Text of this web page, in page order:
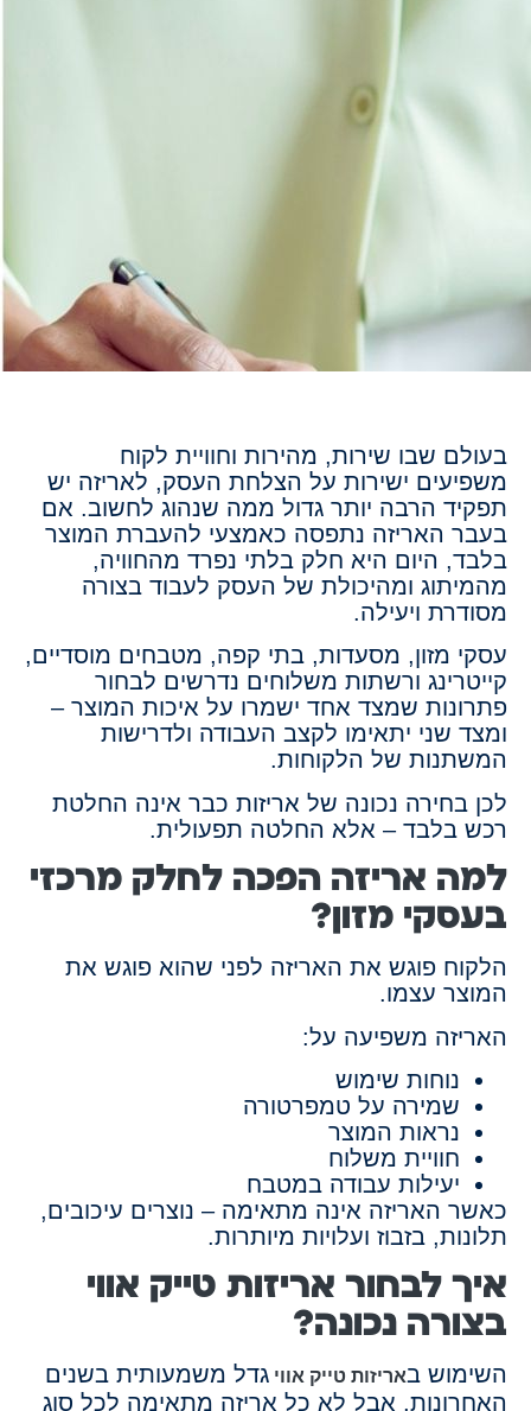
בעולם שבו שירות, מהירות וחוויית לקוח
משפיעים ישירות על הצלחת העסק, לאריזה יש
תפקיד הרבה יותר גדול ממה שנהוג לחשוב. אם
בעבר האריזה נתפסה כאמצעי להעברת המוצר
בלבד, היום היא חלק בלתי נפרד מהחוויה,
מהמיתוג ומהיכולת של העסק לעבוד בצורה
מסודרת ויעילה.
עסקי מזון, מסעדות, בתי קפה, מטבחים מוסדיים,
קייטרינג ורשתות משלוחים נדרשים לבחור
פתרונות שמצד אחד ישמרו על איכות המוצר –
ומצד שני יתאימו לקצב העבודה ולדרישות
המשתנות של הלקוחות.
לכן בחירה נכונה של אריזות כבר אינה החלטת
רכש בלבד – אלא החלטה תפעולית.
למה אריזה הפכה לחלק מרכזי
בעסקי מזון?
הלקוח פוגש את האריזה לפני שהוא פוגש את
המוצר עצמו.
האריזה משפיעה על:
נוחות שימוש
שמירה על טמפרטורה
נראות המוצר
חוויית משלוח
יעילות עבודה במטבח
כאשר האריזה אינה מתאימה – נוצרים עיכובים,
תלונות, בזבוז ועלויות מיותרות.
איך לבחור אריזות טייק אווי
בצורה נכונה?
השימוש באריזות טייק אווי גדל משמעותית בשנים
האחרונות, אבל לא כל אריזה מתאימה לכל סוג